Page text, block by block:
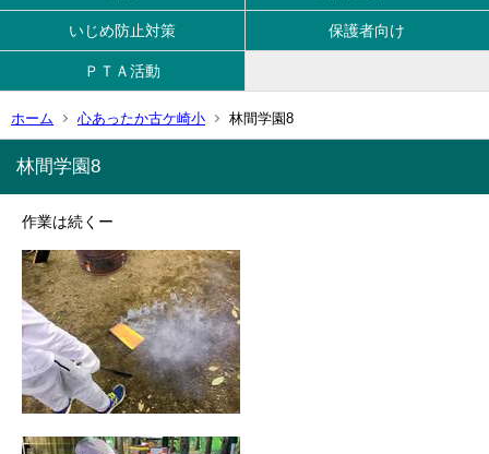
いじめ防止対策 保護者向け
ＰＴＡ活動
ホーム 心あったか古ケ崎小 林間学園8
林間学園8
作業は続くー